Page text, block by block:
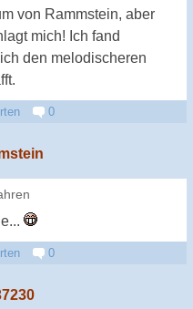
von Rammstein, aber
mich! Ich fand
den melodischeren
0
0